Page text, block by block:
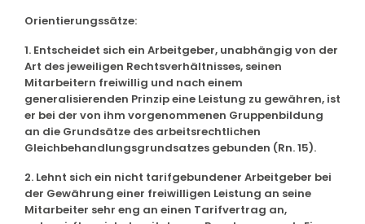
Orientierungssätze:
1. Entscheidet sich ein Arbeitgeber, unabhängig von der
Art des jeweiligen Rechtsverhältnisses, seinen
Mitarbeitern freiwillig und nach einem
generalisierenden Prinzip eine Leistung zu gewähren, ist
er bei der von ihm vorgenommenen Gruppenbildung
an die Grundsätze des arbeitsrechtlichen
Gleichbehandlungsgrundsatzes gebunden (Rn. 15).
2. Lehnt sich ein nicht tarifgebundener Arbeitgeber bei
der Gewährung einer freiwilligen Leistung an seine
Mitarbeiter sehr eng an einen Tarifvertrag an,